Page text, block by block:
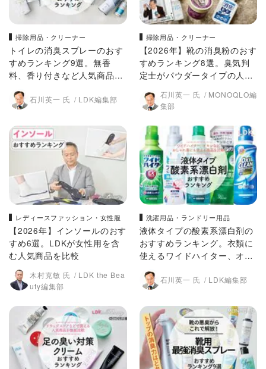
掃除用品・クリーナー
トイレの消臭スプレーのおす
すめランキング9選。無香
料、香り付きなど人気商品を
石川英一 氏 LDK編集部
掃除用品・クリーナー
【2026年】靴の消臭粉のおす
すめランキング8選。臭気判
定士がパウダータイプの人気
石川英一 氏
MONOQLO編
集部
レディースファッション・女性服
【2026年】インソールのおす
すめ6選。LDKが女性用を含
む人気商品を比較
木村克敏 氏
LDK the Bea
uty編集部
洗濯用品・ランドリー用品
液体タイプの酸素系漂白剤の
おすすめランキング。衣類に
使えるワイドハイター、オキ
石川英一 氏 LDK編集部